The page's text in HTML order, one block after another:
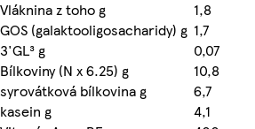
Vláknina z toho g
1,8
GOS (galaktooligosacharidy) g 1,7
3'GL³ g
0,07
Bílkoviny (N x 6.25) g
10,8
syrovátková bílkovina g
6,7
kasein g
4,1